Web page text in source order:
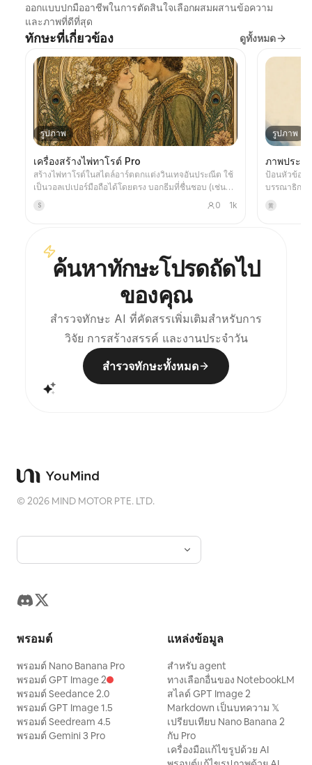
ออกแบบปกมืออาชีพในการตัดสินใจเลือกผสมผสานข้อความ
และภาพที่ดีที่สุด
ทักษะที่เกี่ยวข้อง ดูทั้งหมด
รูปภาพ
เครื่องสร้างไพ่ทาโรต์ Pro
สร้างไพ่ทาโรต์ในสไตล์อาร์ตตกแต่งวินเทจอันประณีต ใช้
เป็นวอลเปเปอร์มือถือได้โดยตรง บอกธีมที่ชื่นชอบ (เช่น
เทพนิยายนอร์ส, IP อนิเมะ/เกม) หรือระบุไพ่ที่ต้องการ ก็จะ
ได้ภาพไพ่ทาโรต์ที่มีสไตล์เป็นหนึ่งเดียวกันและความ
ภาพ AI พลาสติก รองรับการทำงานร่วมกับงานตาม
กำหนดเวลาของ YouMind เพื่อสุ่มไพ่และตีความให้
อัตโนมัติทุกเช้า (ต้องตั้งค่างานตามกำหนดเวลาเอง)
S 0 1k
รูปภาพ
ภาพประก
ป้อนหัวข้อใ
บรรณาธิกา
ด้วยน้ำเงิน
黄
ค้นหาทักษะโปรดถัดไป
ของคุณ
สำรวจทักษะ AI ที่คัดสรรเพิ่มเติมสำหรับการ
วิจัย การสร้างสรรค์ และงานประจำวัน
สำรวจทักษะทั้งหมด
©2026 MIND MOTOR PTE. LTD.
พรอมต์
พรอมต์ Nano Banana Pro
พรอมต์ GPT Image 2
พรอมต์ Seedance 2.0
พรอมต์ GPT Image 1.5
พรอมต์ Seedream 4.5
พรอมต์ Gemini 3 Pro
แหล่งข้อมูล
สำหรับ agent
ทางเลือกอื่นของ NotebookLM
สไลด์ GPT Image 2
Markdown เป็นบทความ 𝕏
เปรียบเทียบ Nano Banana 2
กับ Pro
เครื่องมือแก้ไขรูปด้วย AI